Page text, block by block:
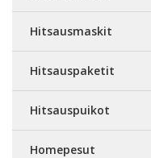
Hitsausmaskit
Hitsauspaketit
Hitsauspuikot
Homepesut